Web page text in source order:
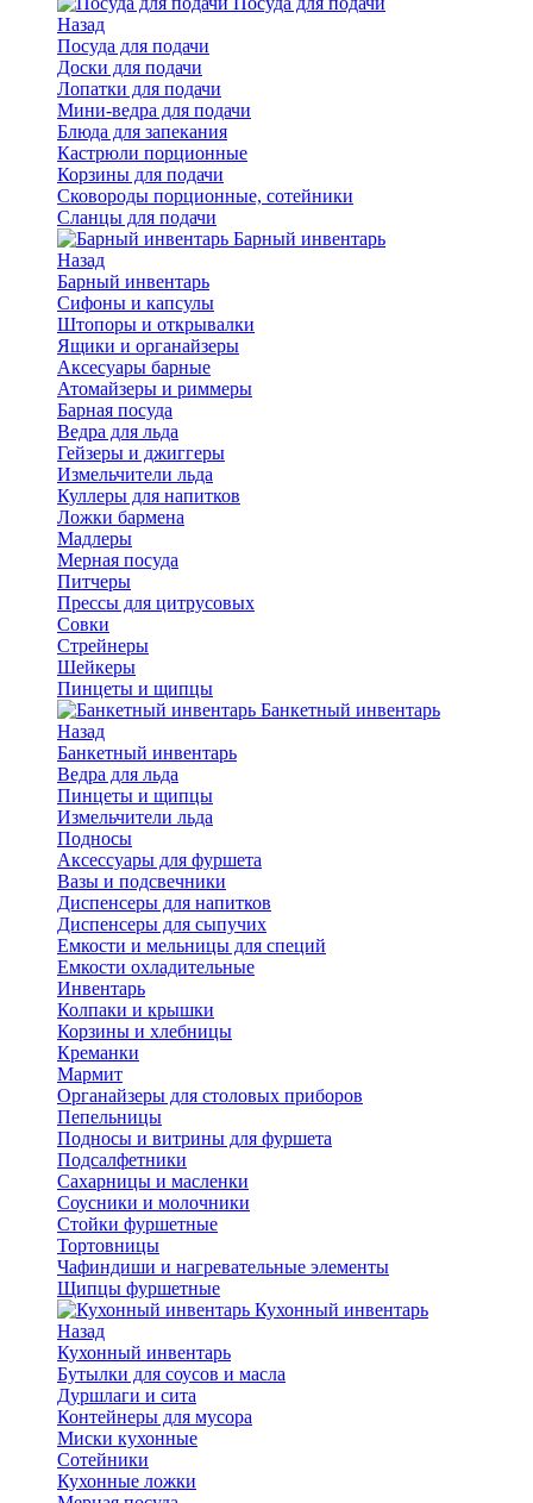
Назад
Посуда для подачи
Доски для подачи
Лопатки для подачи
Мини-ведра для подачи
Блюда для запекания
Кастрюли порционные
Корзины для подачи
Сковороды порционные, сотейники
Сланцы для подачи
Барный инвентарь
Назад
Барный инвентарь
Сифоны и капсулы
Штопоры и открывалки
Ящики и органайзеры
Аксесуары барные
Атомайзеры и риммеры
Барная посуда
Ведра для льда
Гейзеры и джиггеры
Измельчители льда
Куллеры для напитков
Ложки бармена
Мадлеры
Мерная посуда
Питчеры
Прессы для цитрусовых
Совки
Стрейнеры
Шейкеры
Пинцеты и щипцы
Банкетный инвентарь
Назад
Банкетный инвентарь
Ведра для льда
Пинцеты и щипцы
Измельчители льда
Подносы
Аксессуары для фуршета
Вазы и подсвечники
Диспенсеры для напитков
Диспенсеры для сыпучих
Емкости и мельницы для специй
Емкости охладительные
Инвентарь
Колпаки и крышки
Корзины и хлебницы
Креманки
Мармит
Органайзеры для столовых приборов
Пепельницы
Подносы и витрины для фуршета
Подсалфетники
Сахарницы и масленки
Соусники и молочники
Стойки фуршетные
Тортовницы
Чафиндиши и нагревательные элементы
Щипцы фуршетные
Кухонный инвентарь
Назад
Кухонный инвентарь
Бутылки для соусов и масла
Дуршлаги и сита
Контейнеры для мусора
Миски кухонные
Сотейники
Кухонные ложки